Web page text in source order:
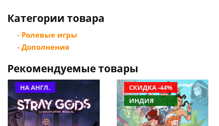
Категории товара
- Ролевые игры
- Дополнения
Рекомендуемые товары
НА АНГЛ.
СКИДКА -44%
ИНДИЯ